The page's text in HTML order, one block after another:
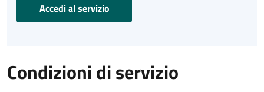
Accedi al servizio
Condizioni di servizio